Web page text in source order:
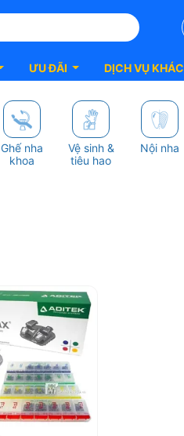
ƯU ĐÃI DỊCH VỤ KHÁC
Ghế nha
khoa
Vệ sinh &
tiêu hao
Nội nha